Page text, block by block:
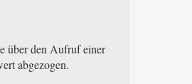
über den Aufruf einer
abgezogen.